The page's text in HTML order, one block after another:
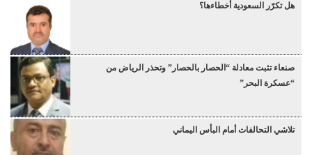
هل تكرّر السعودية أخطاءها؟
صنعاء تثبت معادلة “الحصار بالحصار” وتحذر الرياض من
“عسكرة البحر”
تلاشي التحالفات أمام البأس اليماني